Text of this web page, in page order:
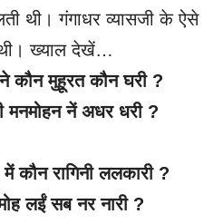
थी। गंगाधर व्यासजी के ऐसे
थी। ख्याल देखें…
कौन मुहूरत कौन घरी ?
मनमोहन नें अधर धरी ?
कौन रागिनी ललकारी ?
लईं सब नर नारी ?